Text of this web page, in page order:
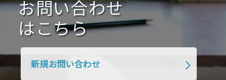
2020年7月 2020年6月 2020年5月
2020年4月 2020年3月 2020年2月
2019年9月
お問い合わせ
はこちら
新規お問い合わせ